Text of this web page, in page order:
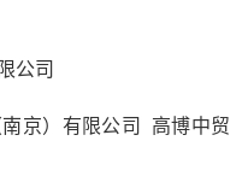
公司
京）有限公司 高博中贸